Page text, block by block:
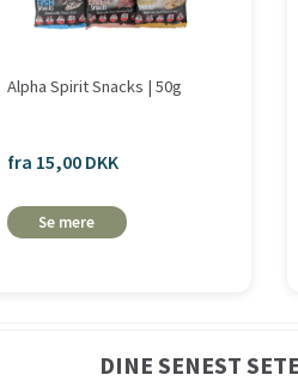
Alpha Spirit Snacks | 50g
fra 15,00 DKK
Se mere
DINE SENEST